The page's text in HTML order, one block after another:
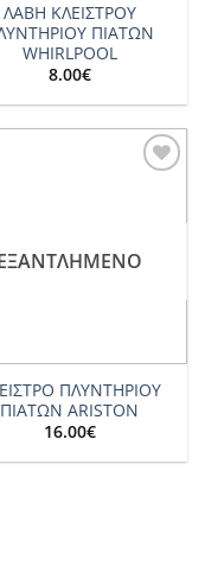
ΛΑΒΗ ΚΛΕΙΣΤΡΟΥ
ΠΙΑΤΩΝ
WHIRLPOOL
8.00€
ΠΛΥΝΤΗΡΙΟΥ
ΠΙΑΤΩΝ ARISTON
16.00€